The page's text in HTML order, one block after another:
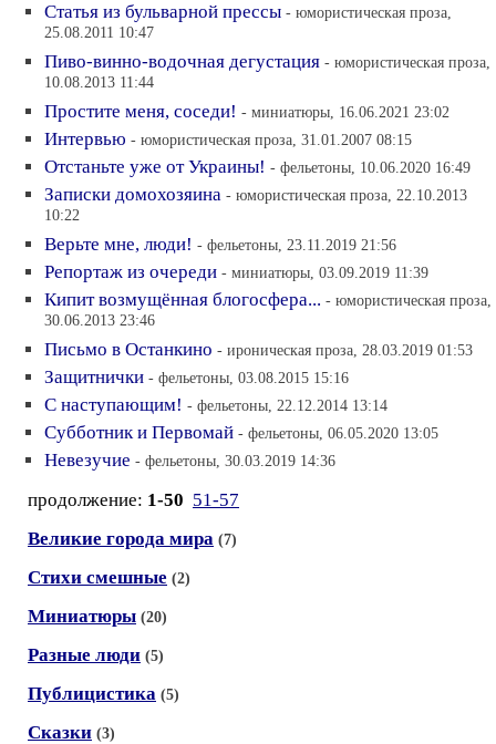
Статья из бульварной прессы - юмористическая проза,
25.08.2011 10:47
Пиво-винно-водочная дегустация - юмористическая проза,
10.08.2013 11:44
Простите меня, соседи! - миниатюры, 16.06.2021 23:02
Интервью - юмористическая проза, 31.01.2007 08:15
Отстаньте уже от Украины! - фельетоны, 10.06.2020 16:49
Записки домохозяина - юмористическая проза, 22.10.2013
10:22
Верьте мне, люди! - фельетоны, 23.11.2019 21:56
Репортаж из очереди - миниатюры, 03.09.2019 11:39
Кипит возмущённая блогосфера... - юмористическая проза,
30.06.2013 23:46
Письмо в Останкино - ироническая проза, 28.03.2019 01:53
Защитнички - фельетоны, 03.08.2015 15:16
С наступающим! - фельетоны, 22.12.2014 13:14
Субботник и Первомай - фельетоны, 06.05.2020 13:05
Невезучие - фельетоны, 30.03.2019 14:36
продолжение: 1-50 51-57
Великие города мира (7)
Стихи смешные (2)
Миниатюры (20)
Разные люди (5)
Публицистика (5)
Сказки (3)